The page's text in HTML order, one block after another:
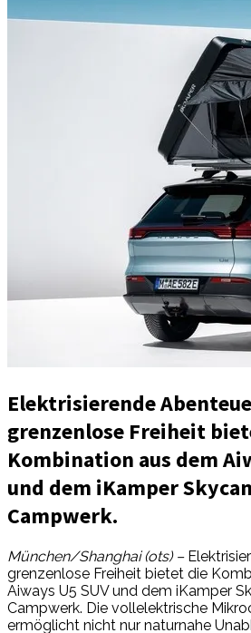
Elektrisierende
grenzenlose Freiheit
Kombination aus dem
und dem iKamper
Campwerk.
München/Shanghai (ots) –
grenzenlose Freiheit bietet die
Aiways U5 SUV und dem iKamper
Campwerk. Die vollelektrische
ermöglicht nicht nur naturnahe